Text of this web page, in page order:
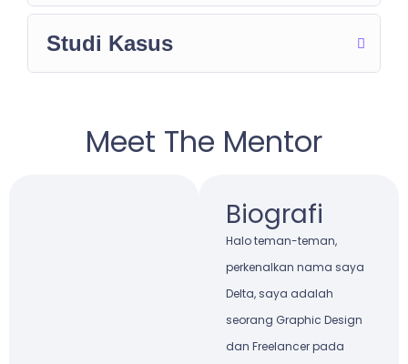
Studi Kasus
Meet The Mentor
Biografi
Halo teman-teman,
perkenalkan nama saya
Delta, saya adalah
seorang Graphic Design
dan Freelancer pada